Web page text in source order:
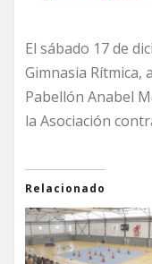
El sábado 17 de
Gimnasia Rítmica,
Pabellón Anabel
la Asociación
Relacionado